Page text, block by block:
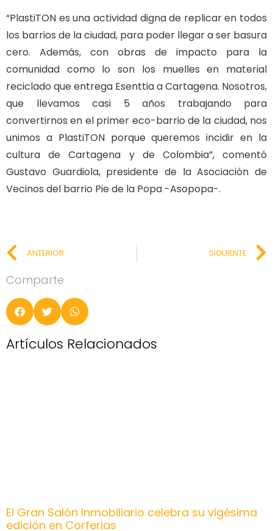
“PlastiTON es una actividad digna de replicar en todos
los barrios de la ciudad, para poder llegar a ser basura
cero. Además, con obras de impacto para la
comunidad como lo son los muelles en material
reciclado que entrega Esenttia a Cartagena. Nosotros,
que llevamos casi 5 años trabajando para
convertirnos en el primer eco-barrio de la ciudad, nos
unimos a PlastiTON porque queremos incidir en la
cultura de Cartagena y de Colombia”, comentó
Gustavo Guardiola, presidente de la Asociación de
Vecinos del barrio Pie de la Popa -Asopopa-.
ANTERIOR SIGUIENTE
Comparte
Artículos Relacionados
El Gran Salón Inmobiliario celebra su vigésima
edición en Corferias